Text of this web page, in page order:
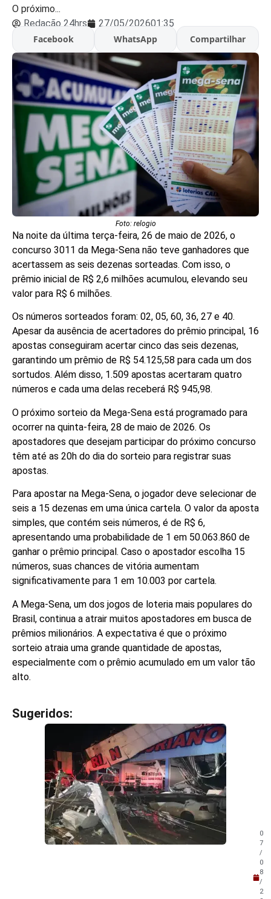
O próximo...
Redação 24hrs
27/05/202601:35
Facebook
WhatsApp Compartilhar
Foto: relogio
Na noite da última terça-feira, 26 de maio de 2026, o
concurso 3011 da Mega-Sena não teve ganhadores que
acertassem as seis dezenas sorteadas. Com isso, o
prêmio inicial de R$ 2,6 milhões acumulou, elevando seu
valor para R$ 6 milhões.
Os números sorteados foram: 02, 05, 60, 36, 27 e 40.
Apesar da ausência de acertadores do prêmio principal, 16
apostas conseguiram acertar cinco das seis dezenas,
garantindo um prêmio de R$ 54.125,58 para cada um dos
sortudos. Além disso, 1.509 apostas acertaram quatro
números e cada uma delas receberá R$ 945,98.
O próximo sorteio da Mega-Sena está programado para
ocorrer na quinta-feira, 28 de maio de 2026. Os
apostadores que desejam participar do próximo concurso
têm até as 20h do dia do sorteio para registrar suas
apostas.
Para apostar na Mega-Sena, o jogador deve selecionar de
seis a 15 dezenas em uma única cartela. O valor da aposta
simples, que contém seis números, é de R$ 6,
apresentando uma probabilidade de 1 em 50.063.860 de
ganhar o prêmio principal. Caso o apostador escolha 15
números, suas chances de vitória aumentam
significativamente para 1 em 10.003 por cartela.
A Mega-Sena, um dos jogos de loteria mais populares do
Brasil, continua a atrair muitos apostadores em busca de
prêmios milionários. A expectativa é que o próximo
sorteio atraia uma grande quantidade de apostas,
especialmente com o prêmio acumulado em um valor tão
alto.
Sugeridos:
0
7
/
0
8
/
2